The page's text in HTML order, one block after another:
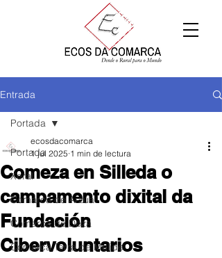
Entrada
Portada
Xeral
Comarca de Arzúa
Comarca de Deza
Comarca Terra de Melide
Portada
Comeza en Silleda o
campamento dixital da
Fundación
Cibervoluntarios
ecosdacomarca
1 jul 2025 1 min de lectura